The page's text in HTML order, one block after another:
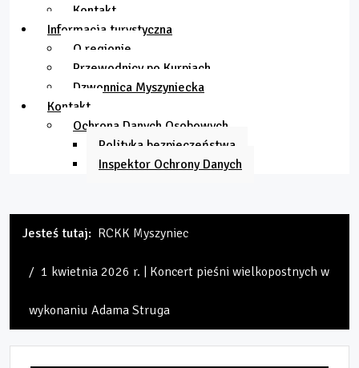
Kontakt
Informacja turystyczna
O regionie
Przewodnicy po Kurpiach
Dzwonnica Myszyniecka
Kontakt
Ochrona Danych Osobowych
Polityka bezpieczeństwa
Inspektor Ochrony Danych
Jesteś tutaj: RCKK Myszyniec
1 kwietnia 2026 r. | Koncert pieśni wielkopostnych w
wykonaniu Adama Struga